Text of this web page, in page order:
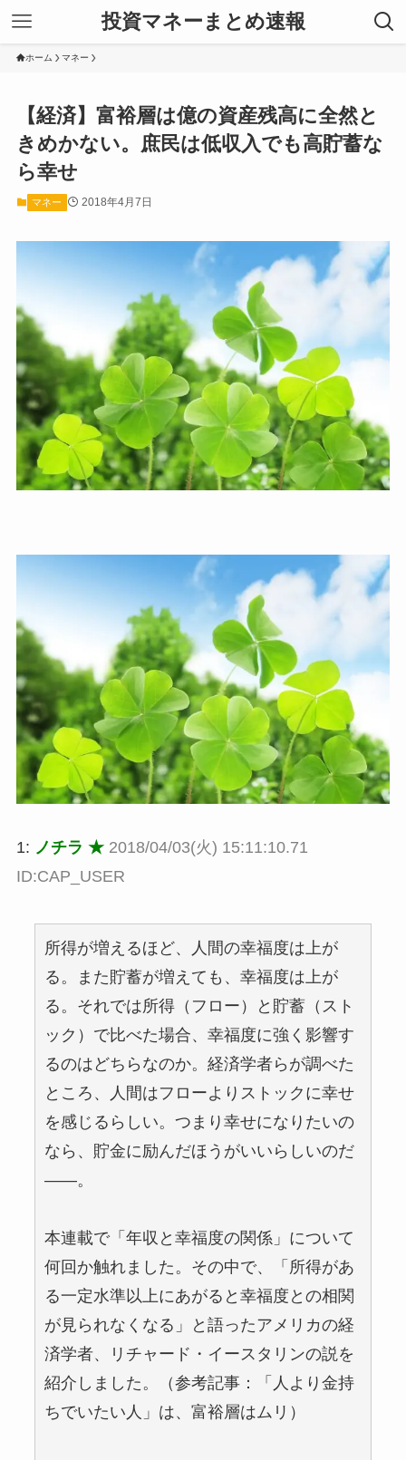
投資マネーまとめ速報
ホーム マネー
【経済】富裕層は億の資産残高に全然と
きめかない。庶民は低収入でも高貯蓄な
ら幸せ
マネー 2018年4月7日
1: ノチラ ★ 2018/04/03(火) 15:11:10.71
ID:CAP_USER
所得が増えるほど、人間の幸福度は上が
る。また貯蓄が増えても、幸福度は上が
る。それでは所得（フロー）と貯蓄（スト
ック）で比べた場合、幸福度に強く影響す
るのはどちらなのか。経済学者らが調べた
ところ、人間はフローよりストックに幸せ
を感じるらしい。つまり幸せになりたいの
なら、貯金に励んだほうがいいらしいのだ
――。
本連載で「年収と幸福度の関係」について
何回か触れました。その中で、「所得があ
る一定水準以上にあがると幸福度との相関
が見られなくなる」と語ったアメリカの経
済学者、リチャード・イースタリンの説を
紹介しました。（参考記事：「人より金持
ちでいたい人」は、富裕層はムリ）